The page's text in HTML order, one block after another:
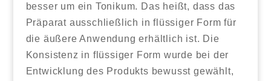
besser um ein Tonikum. Das heißt, dass das
Präparat ausschließlich in flüssiger Form für
die äußere Anwendung erhältlich ist. Die
Konsistenz in flüssiger Form wurde bei der
Entwicklung des Produkts bewusst gewählt,